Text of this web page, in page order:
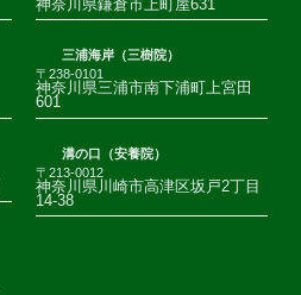
神奈川県鎌倉市上町屋631
三浦海岸（三樹院）
〒238-0101
神奈川県三浦市南下浦町上宮田
601
溝の口（安養院）
〒213-0012
神奈川県川崎市高津区坂戸2丁目
14-38